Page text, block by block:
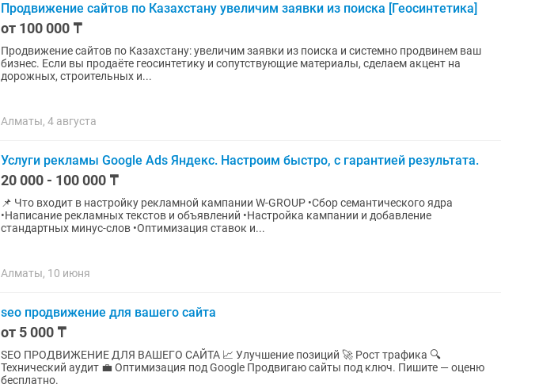
Продвижение сайтов по Казахстану увеличим заявки из поиска [Геосинтетика]
от 100 000 ₸
Продвижение сайтов по Казахстану: увеличим заявки из поиска и системно продвинем ваш
бизнес. Если вы продаёте геосинтетику и сопутствующие материалы, сделаем акцент на
дорожных, строительных и...
Алматы, 4 августа
Услуги рекламы Google Ads Яндекс. Настроим быстро, с гарантией результата.
20 000 - 100 000 ₸
📌 Что входит в настройку рекламной кампании W-GROUP •Сбор семантического ядра
•Написание рекламных текстов и объявлений •Настройка кампании и добавление
стандартных минус-слов •Оптимизация ставок и...
Алматы, 10 июня
seo продвижение для вашего сайта
от 5 000 ₸
SEO ПРОДВИЖЕНИЕ ДЛЯ ВАШЕГО САЙТА 📈 Улучшение позиций 🚀 Рост трафика 🔍
Технический аудит 💼 Оптимизация под Google Продвигаю сайты под ключ. Пишите — оценю
бесплатно.